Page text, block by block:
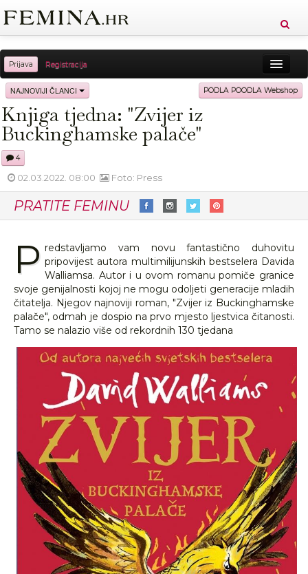
Prijava Registracija
Sreća Zdravlje Vitkost
Moda Ljubav Relax Putovanja
Knjige
NAJNOVIJI ČLANCI PODLA POODLA Webshop
Knjiga tjedna: "Zvijer iz
Buckinghamske palače"
4
02.03.2022. 08:00 Foto: Press
PRATITE FEMINU
P redstavljamo vam novu fantastično duhovitu
pripovijest autora multimilijunskih bestselera Davida
Walliamsa. Autor i u ovom romanu pomiče granice
svoje genijalnosti kojoj ne mogu odoljeti generacije mladih
čitatelja. Njegov najnoviji roman, "Zvijer iz Buckinghamske
palače", odmah je dospio na prvo mjesto ljestvica čitanosti.
Tamo se nalazio više od rekordnih 130 tjedana